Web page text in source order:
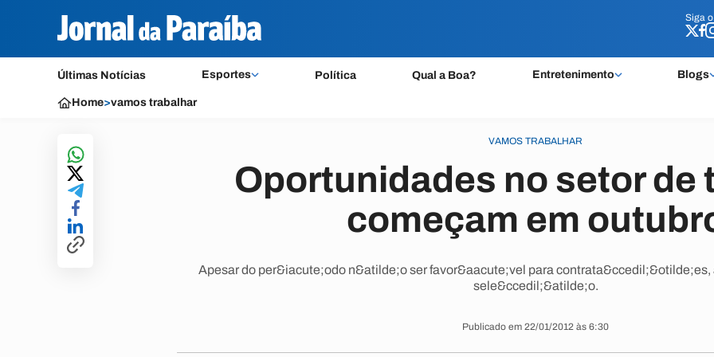
Siga o
Últimas Notícias Esportes Política Qual a Boa? Entretenimento Blogs
Siga o
Home>vamos trabalhar
VAMOS TRABALHAR
Oportunidades no setor de
começam em
Apesar do per&iacute;odo n&atilde;o ser favor&aacute;vel para
sele&ccedil;&atilde;o.
Publicado em 22/01/2012 às 6:30